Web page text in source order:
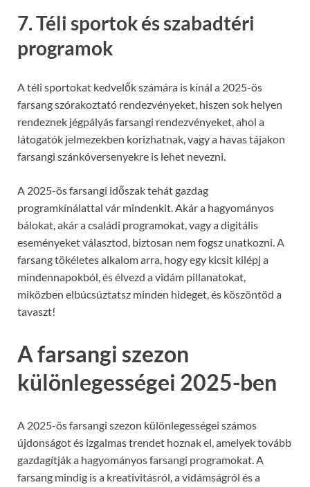
7. Téli sportok és szabadtéri
programok
A téli sportokat kedvelők számára is kínál a 2025-ös
farsang szórakoztató rendezvényeket, hiszen sok helyen
rendeznek jégpályás farsangi rendezvényeket, ahol a
látogatók jelmezekben korizhatnak, vagy a havas tájakon
farsangi szánkóversenyekre is lehet nevezni.
A 2025-ös farsangi időszak tehát gazdag
programkínálattal vár mindenkit. Akár a hagyományos
bálokat, akár a családi programokat, vagy a digitális
eseményeket választod, biztosan nem fogsz unatkozni. A
farsang tökéletes alkalom arra, hogy egy kicsit kilépj a
mindennapokból, és élvezd a vidám pillanatokat,
miközben elbúcsúztatsz minden hideget, és köszöntöd a
tavaszt!
A farsangi szezon
különlegességei 2025-ben
A 2025-ös farsangi szezon különlegességei számos
újdonságot és izgalmas trendet hoznak el, amelyek tovább
gazdagítják a hagyományos farsangi programokat. A
farsang mindig is a kreativitásról, a vidámságról és a